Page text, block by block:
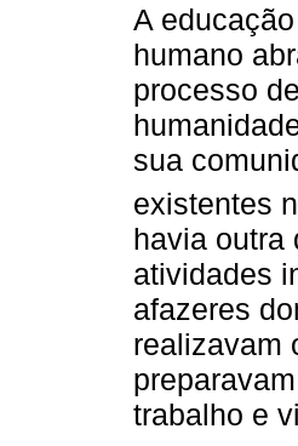
A
humano
processo
sua
existentes
havia outra
atividades
afazeres
realizavam
trabalho e